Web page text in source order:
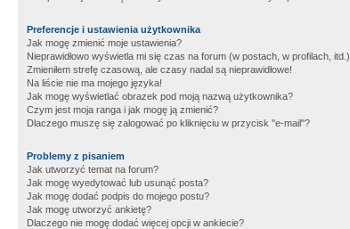
Preferencje i ustawienia użytkownika
Jak mogę zmienić moje ustawienia?
Nieprawidłowo wyświetla mi się czas na forum (w postach, w profilach, itd.)
Zmieniłem strefę czasową, ale czasy nadal są nieprawidłowe!
Na liście nie ma mojego języka!
Jak mogę wyświetlać obrazek pod moją nazwą użytkownika?
Czym jest moja ranga i jak mogę ją zmienić?
Dlaczego muszę się zalogować po kliknięciu w przycisk "e-mail"?
Problemy z pisaniem
Jak utworzyć temat na forum?
Jak mogę wyedytować lub usunąć posta?
Jak mogę dodać podpis do mojego postu?
Jak mogę utworzyć ankietę?
Dlaczego nie mogę dodać więcej opcji w ankiecie?